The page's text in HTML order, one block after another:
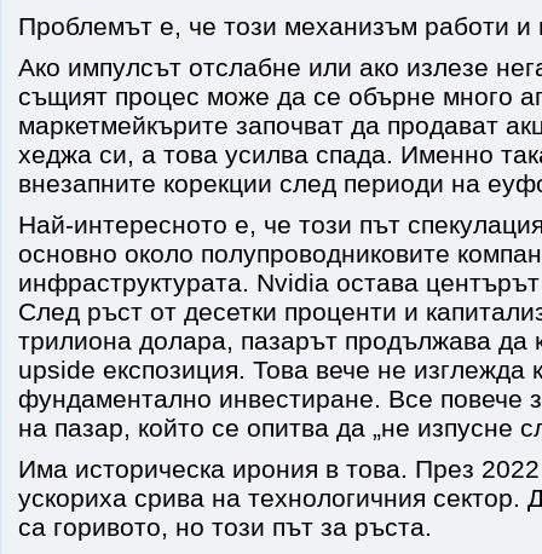
Проблемът е, че този механизъм работи и
Ако импулсът отслабне или ако излезе
същият процес може да се обърне много
маркетмейкърите започват да продават
хеджа си, а това усилва спада. Именно
внезапните корекции след периоди на
Най-интересното е, че този път
основно около полупроводниковите
инфраструктурата. Nvidia остава
След ръст от десетки проценти и
трилиона долара, пазарът продължава да
upside експозиция. Това вече не изглежда
фундаментално инвестиране. Все повече
на пазар, който се опитва да „не изпусне
Има историческа ирония в това. През
ускориха срива на технологичния сектор.
са горивото, но този път за ръста.